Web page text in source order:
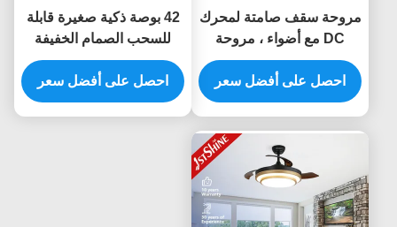
مروحة سقف صامتة لمحرك
DC مع أضواء ، مروحة
منخفضة لغرفة النوم
احصل على أفضل سعر
42 بوصة ذكية صغيرة قابلة
للسحب الصمام الخفيفة
مروحة سقف واي فاي
التحكم لغرفة النوم
احصل على أفضل سعر